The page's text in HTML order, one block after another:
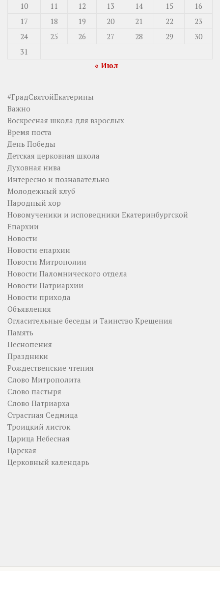
10
11 12 13 14 15
16
17
18 19 20 21 22
23
24
25 26 27 28 29
30
31
« Июл
#ГрадСвятойЕкатерины
Важно
Воскресная школа для взрослых
Время поста
День Победы
Детская церковная школа
Духовная нива
Интересно и познавательно
Молодежный клуб
Народный хор
Новомученики и исповедники Екатеринбургской
Епархии
Новости
Новости епархии
Новости Митрополии
Новости Паломнического отдела
Новости Патриархии
Новости прихода
Объявления
Огласительные беседы и Таинство Крещения
Память
Песнопения
Праздники
Рождественские чтения
Слово Митрополита
Слово пастыря
Слово Патриарха
Страстная Седмица
Троицкий листок
Царица Небесная
Царская
Церковный календарь